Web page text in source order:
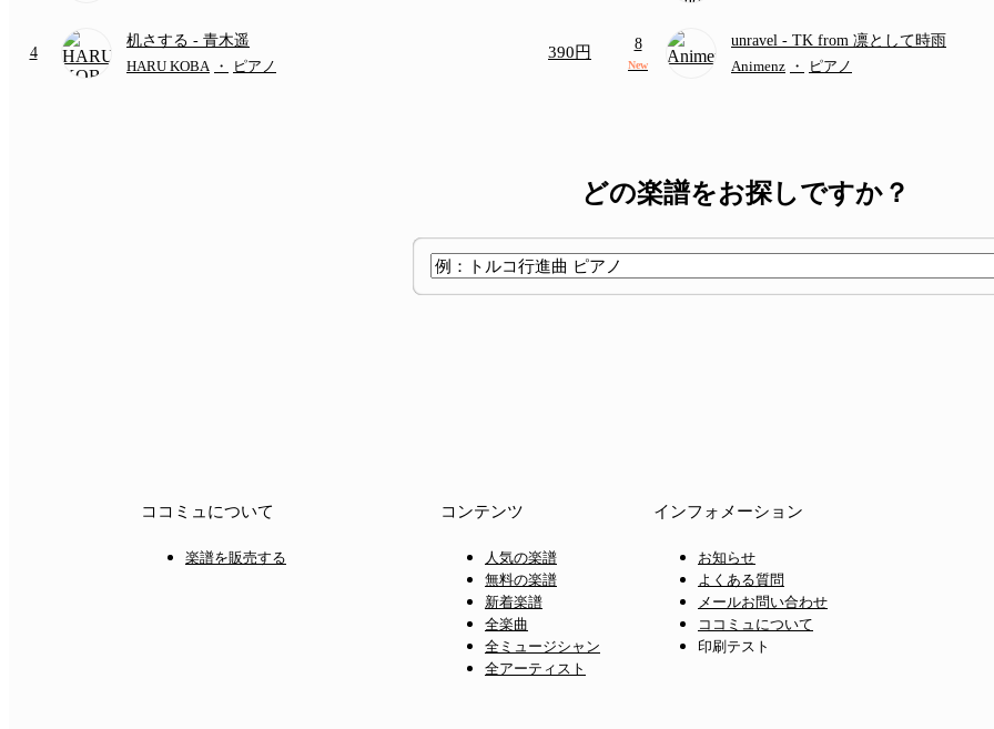
4
机さする - 青木遥
HARU KOBA
・ ピアノ
390円 8
New
unravel - TK from 凛として時雨
Animenz ・ ピアノ
どの楽譜をお探しですか？
ココミュについて
楽譜を販売する
コンテンツ
人気の楽譜
無料の楽譜
新着楽譜
全楽曲
全ミュージシャン
全アーティスト
インフォメーション
お知らせ
よくある質問
メールお問い合わせ
ココミュについて
印刷テスト